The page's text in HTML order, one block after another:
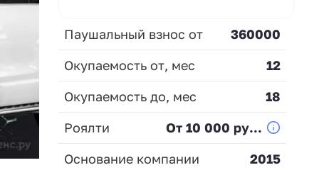
Паушальный взнос от
360000
Окупаемость от, мес
12
Окупаемость до, мес
18
Роялти
От 10 000 ру...
Основание компании
2015